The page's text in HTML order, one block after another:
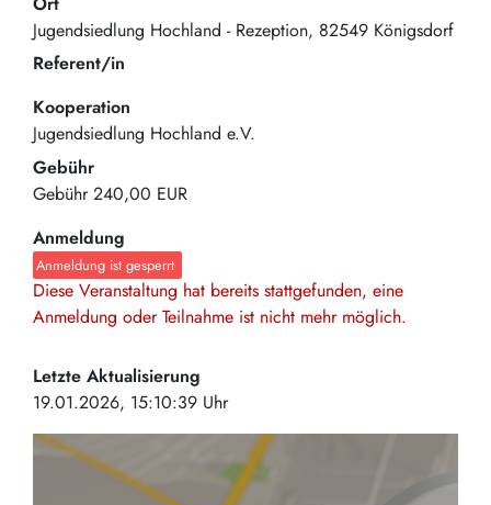
Jugendsiedlung Hochland - Rezeption 82549 Königsdorf
Referent/in
Kooperation
Jugendsiedlung Hochland e.V.
Gebühr
Gebühr 240,00 EUR
Anmeldung
Anmeldung ist gesperrt
Diese Veranstaltung hat bereits stattgefunden, eine
Anmeldung oder Teilnahme ist nicht mehr möglich.
Letzte Aktualisierung
19.01.2026, 15:10:39 Uhr